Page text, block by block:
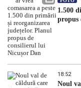
1.500
propus
18:52
Noul